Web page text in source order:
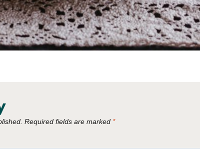
Required fields are marked *